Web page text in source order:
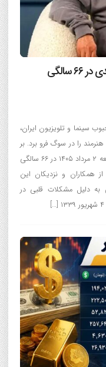
پایان تلخ برای سلطان خاطره‌ها؛ اکبر عبدی در ۶۶ سالگی
سینما و تلویزیون ایران،
را در سوگ فرو برد. بر
اساس گزارش‌های منتشرشده، اکبر عبدی روز جمعه ۲ مرداد ۱۴۰۵ در ۶۶ سالگی
همکاران و نزدیکان این
دلیل مشکلات قلبی در